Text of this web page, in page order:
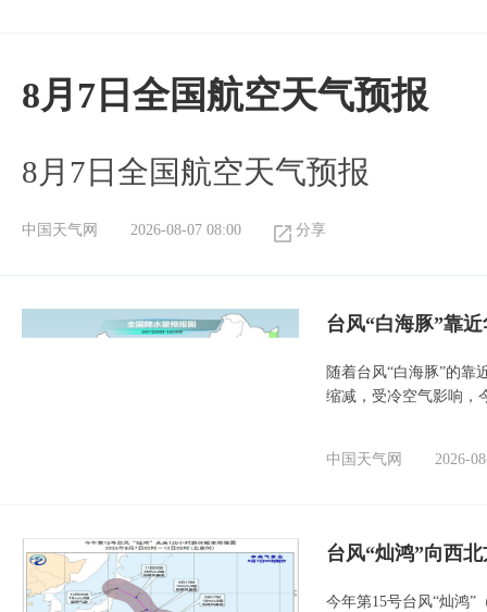
8月7日全国航空天气预报
8月7日全国航空天气预报
中国天气网 2026-08-07 08:00 分享
台风“白海豚”靠
随着台风“白海豚”的靠
缩减，受冷空气影响，
中国天气网 2026-
台风“灿鸿”向西
今年第15号台风“灿鸿”